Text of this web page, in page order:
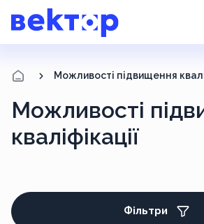
Можливості підвищення
Можливості
кваліфікації
Фільтри